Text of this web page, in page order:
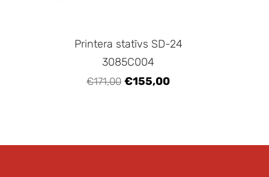
Printera statīvs SD-24
3085C004
€171,00 €155,00